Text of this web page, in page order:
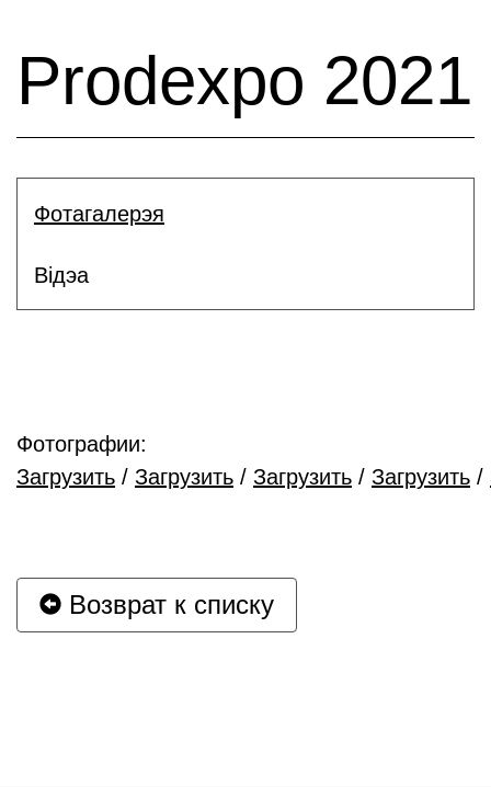
Prodexpo 2021
Фотагалерэя
Відэа
Фотографии:
Загрузить / Загрузить / Загрузить / Загрузить /
Возврат к списку